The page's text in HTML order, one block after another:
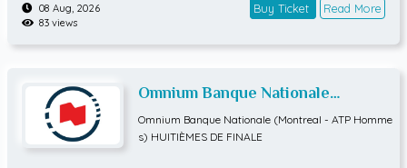
08 Aug, 2026
83 views
Buy Ticket Read More
Omnium Banque Nationale
(Montreal - ATP Hommes)
HUITIÈMES DE FINALE
Omnium Banque Nationale (Montreal - ATP Homme
s) HUITIÈMES DE FINALE